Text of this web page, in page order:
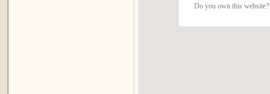
Do you own this website?